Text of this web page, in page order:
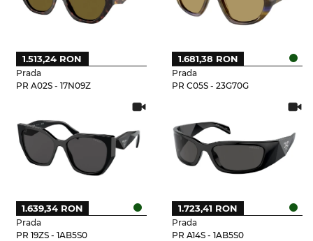
Prada
PR A02S - 17N09Z
1.513,24 RON
Prada
PR C05S - 23G70G
1.681,38 RON
Prada
PR 19ZS - 1AB5S0
1.639,34 RON
Prada
PR A14S - 1AB5S0
1.723,41 RON